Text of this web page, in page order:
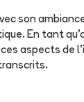
son
En tant
aspects de